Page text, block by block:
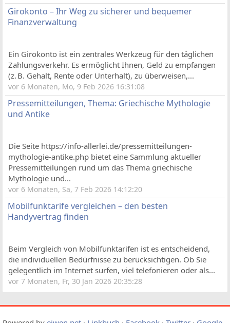
Girokonto – Ihr Weg zu sicherer und bequemer
Finanzverwaltung
Ein Girokonto ist ein zentrales Werkzeug für den täglichen
Zahlungsverkehr. Es ermöglicht Ihnen, Geld zu empfangen
(z. B. Gehalt, Rente oder Unterhalt), zu überweisen,...
vor 6 Monaten, Mo, 9 Feb 2026 16:31:08
Pressemitteilungen, Thema: Griechische Mythologie
und Antike
Die Seite https://info-allerlei.de/pressemitteilungen-
mythologie-antike.php bietet eine Sammlung aktueller
Pressemitteilungen rund um das Thema griechische
Mythologie und...
vor 6 Monaten, Sa, 7 Feb 2026 14:12:20
Mobilfunktarife vergleichen – den besten
Handyvertrag finden
Beim Vergleich von Mobilfunktarifen ist es entscheidend,
die individuellen Bedürfnisse zu berücksichtigen. Ob Sie
gelegentlich im Internet surfen, viel telefonieren oder als...
vor 7 Monaten, Fr, 30 Jan 2026 20:35:28